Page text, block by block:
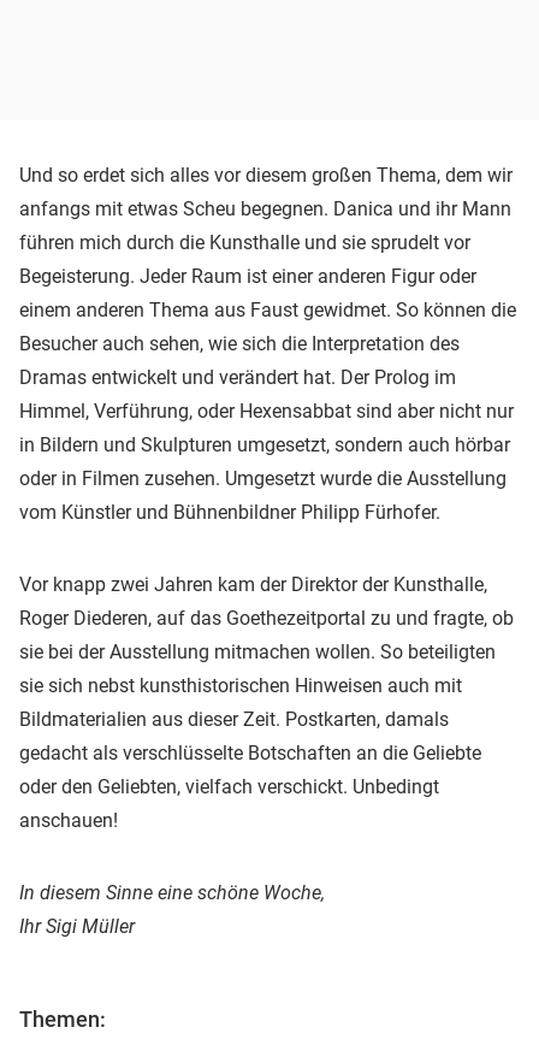
Und so erdet sich alles vor diesem großen Thema, dem wir
anfangs mit etwas Scheu begegnen. Danica und ihr Mann
führen mich durch die Kunsthalle und sie sprudelt vor
Begeisterung. Jeder Raum ist einer anderen Figur oder
einem anderen Thema aus Faust gewidmet. So können die
Besucher auch sehen, wie sich die Interpretation des
Dramas entwickelt und verändert hat. Der Prolog im
Himmel, Verführung, oder Hexensabbat sind aber nicht nur
in Bildern und Skulpturen umgesetzt, sondern auch hörbar
oder in Filmen zusehen. Umgesetzt wurde die Ausstellung
vom Künstler und Bühnenbildner Philipp Fürhofer.
Vor knapp zwei Jahren kam der Direktor der Kunsthalle,
Roger Diederen, auf das Goethezeitportal zu und fragte, ob
sie bei der Ausstellung mitmachen wollen. So beteiligten
sie sich nebst kunsthistorischen Hinweisen auch mit
Bildmaterialien aus dieser Zeit. Postkarten, damals
gedacht als verschlüsselte Botschaften an die Geliebte
oder den Geliebten, vielfach verschickt. Unbedingt
anschauen!
In diesem Sinne eine schöne Woche,
Ihr Sigi Müller
Themen: